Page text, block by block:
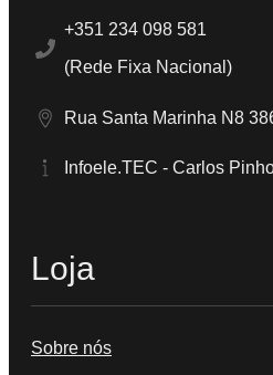
+351 234 098 581
(Rede Fixa Nacional)
Rua Santa Marinha N8
Infoele.TEC - Carlos
Loja
Sobre nós